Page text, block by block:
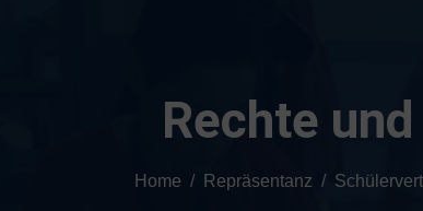
Rechte
Home Repräsentanz